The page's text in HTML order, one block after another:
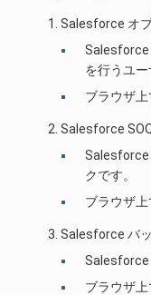
Salesforce オ
Salesforce
を行うユー
ブラウザ
Salesforce
Salesforce
クです。
ブラウザ
Salesforce バ
Salesforce
ブラウザ